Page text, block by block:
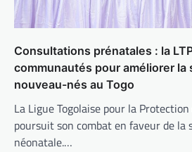
Consultations prénatales : la
communautés pour améliorer la
nouveau-nés au Togo
La Ligue Togolaise pour la Protection
poursuit son combat en faveur de
néonatale.…